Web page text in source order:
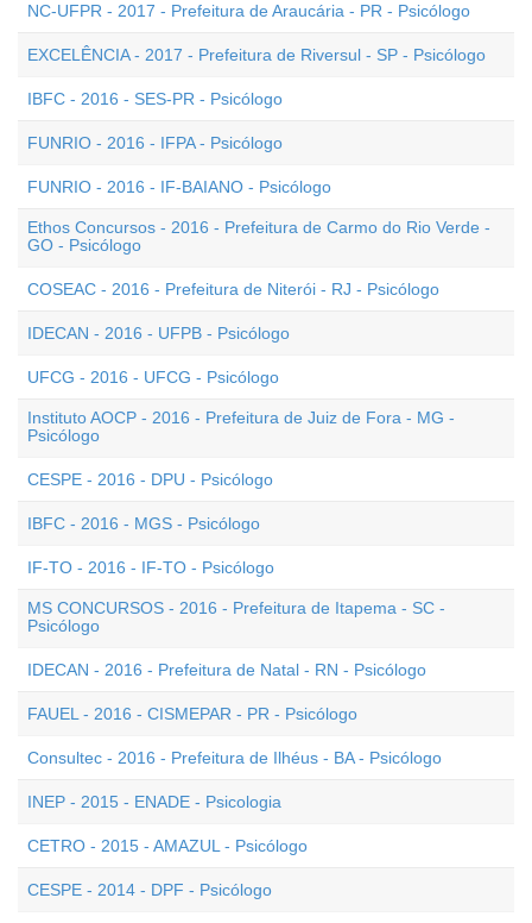
NC-UFPR - 2017 - Prefeitura de Araucária - PR - Psicólogo
EXCELÊNCIA - 2017 - Prefeitura de Riversul - SP - Psicólogo
IBFC - 2016 - SES-PR - Psicólogo
FUNRIO - 2016 - IFPA - Psicólogo
FUNRIO - 2016 - IF-BAIANO - Psicólogo
Ethos Concursos - 2016 - Prefeitura de Carmo do Rio Verde -
GO - Psicólogo
COSEAC - 2016 - Prefeitura de Niterói - RJ - Psicólogo
IDECAN - 2016 - UFPB - Psicólogo
UFCG - 2016 - UFCG - Psicólogo
Instituto AOCP - 2016 - Prefeitura de Juiz de Fora - MG -
Psicólogo
CESPE - 2016 - DPU - Psicólogo
IBFC - 2016 - MGS - Psicólogo
IF-TO - 2016 - IF-TO - Psicólogo
MS CONCURSOS - 2016 - Prefeitura de Itapema - SC -
Psicólogo
IDECAN - 2016 - Prefeitura de Natal - RN - Psicólogo
FAUEL - 2016 - CISMEPAR - PR - Psicólogo
Consultec - 2016 - Prefeitura de Ilhéus - BA - Psicólogo
INEP - 2015 - ENADE - Psicologia
CETRO - 2015 - AMAZUL - Psicólogo
CESPE - 2014 - DPF - Psicólogo